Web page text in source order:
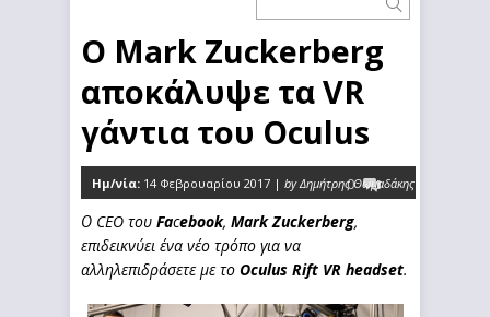
O Mark Zuckerberg
αποκάλυψε τα VR
γάντια του Oculus
Ημ/νία: 14 Φεβρουαρίου 2017 | by Δημήτρης Θωμαδάκης
0
Ο CEO του Facebook, Mark Zuckerberg,
επιδεικνύει ένα νέο τρόπο για να
αλληλεπιδράσετε με το Oculus Rift VR headset.